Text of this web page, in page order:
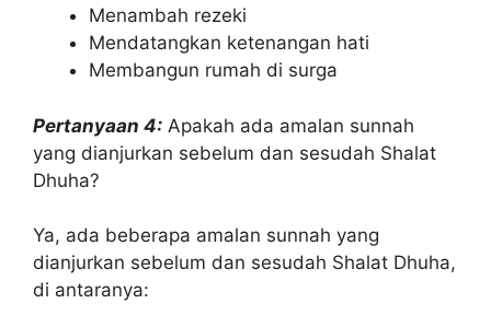
Menambah rezeki
Mendatangkan ketenangan hati
Membangun rumah di surga
Pertanyaan 4: Apakah ada amalan sunnah
yang dianjurkan sebelum dan sesudah Shalat
Dhuha?
Ya, ada beberapa amalan sunnah yang
dianjurkan sebelum dan sesudah Shalat Dhuha,
di antaranya: